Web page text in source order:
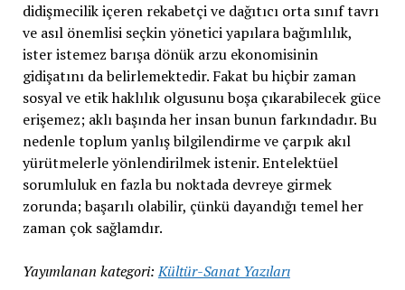
didişmecilik içeren rekabetçi ve dağıtıcı orta sınıf tavrı
ve asıl önemlisi seçkin yönetici yapılara bağımlılık,
ister istemez barışa dönük arzu ekonomisinin
gidişatını da belirlemektedir. Fakat bu hiçbir zaman
sosyal ve etik haklılık olgusunu boşa çıkarabilecek güce
erişemez; aklı başında her insan bunun farkındadır. Bu
nedenle toplum yanlış bilgilendirme ve çarpık akıl
yürütmelerle yönlendirilmek istenir. Entelektüel
sorumluluk en fazla bu noktada devreye girmek
zorunda; başarılı olabilir, çünkü dayandığı temel her
zaman çok sağlamdır.
Yayımlanan kategori: Kültür-Sanat Yazıları